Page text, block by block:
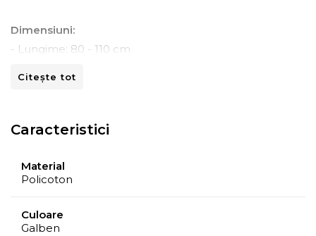
Dimensiuni:
- Lungime: 80 - 110 cm
- Inaltime: 80 -110 cm
Instructiuni de spalare:
- A nu se curata chimic.
- A nu se calca.
Citește tot
Caracteristici
Material
Policoton
Culoare
Galben